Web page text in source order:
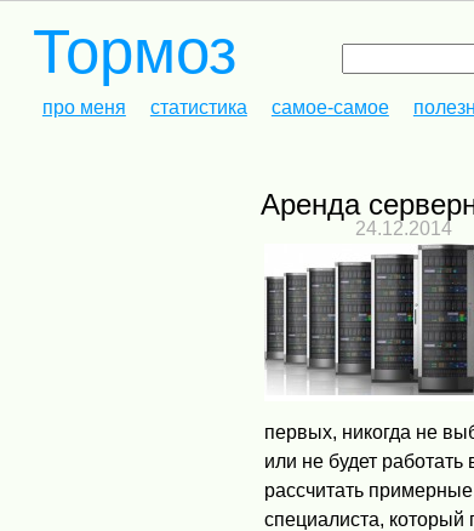
Тормоз
про меня статистика самое-самое
Аренда
24.12.2014
первых, никогда не
или не будет
рассчитать
специалиста, который